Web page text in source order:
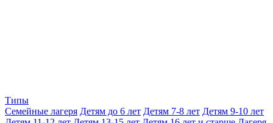
Типы
Семейные лагеря Детям до 6 лет Детям 7-8 лет Детям 9-10 лет